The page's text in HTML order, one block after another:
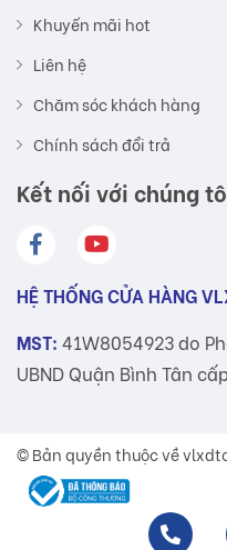
Khuyến mãi hot
Liên hệ
Chăm sóc khách hàng
Chính sách đổi trả
Kết nối với chúng
HỆ THỐNG CỬA HÀNG
MST: 41W8054923 do
UBND Quận Bình Tân
© Bản quyền thuộc về